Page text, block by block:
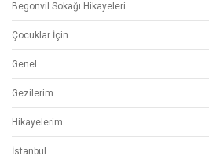
Begonvil Sokağı Hikayeleri
Çocuklar İçin
Genel
Gezilerim
Hikayelerim
İstanbul